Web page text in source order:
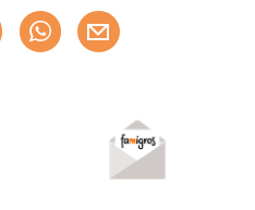
weiterempfehlen